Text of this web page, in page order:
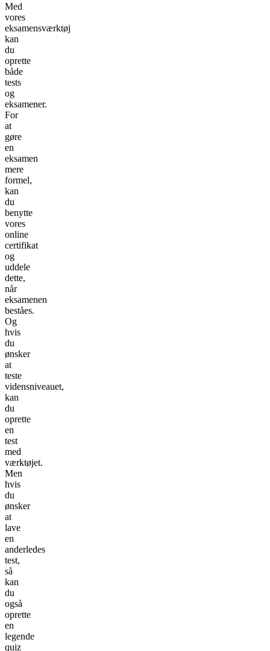
Med
vores
eksamensværktøj
kan
du
oprette
både
tests
og
eksamener.
For
at
gøre
en
eksamen
mere
formel,
kan
du
benytte
vores
online
certifikat
og
uddele
dette,
når
eksamenen
beståes.
Og
hvis
du
ønsker
at
teste
vidensniveauet,
kan
du
oprette
en
test
med
værktøjet.
Men
hvis
du
ønsker
at
lave
en
anderledes
test,
så
kan
du
også
oprette
en
legende
quiz